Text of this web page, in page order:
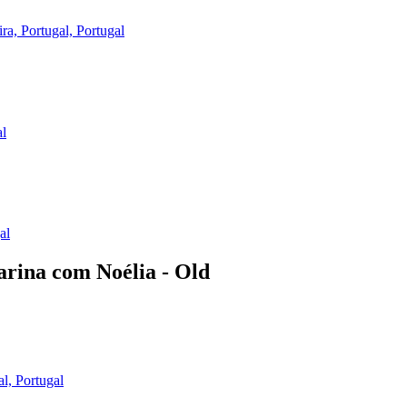
Portugal, Portugal
com Noélia - Old
Portugal